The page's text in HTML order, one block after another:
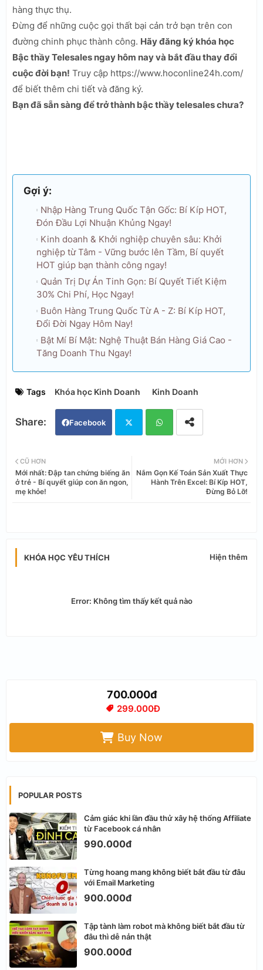
hàng thực thụ.
Đừng để những cuộc gọi thất bại cản trở bạn trên con
đường chinh phục thành công. Hãy đăng ký khóa học
Bậc thầy Telesales ngay hôm nay và bắt đầu thay đổi
cuộc đời bạn! Truy cập https://www.hoconline24h.com/
để biết thêm chi tiết và đăng ký.
Bạn đã sẵn sàng để trở thành bậc thầy telesales chưa?
Gợi ý:
Nhập Hàng Trung Quốc Tận Gốc: Bí Kíp HOT,
Đón Đầu Lợi Nhuận Khủng Ngay!
Kinh doanh & Khởi nghiệp chuyên sâu: Khởi
nghiệp từ Tâm - Vững bước lên Tầm, Bí quyết
HOT giúp bạn thành công ngay!
Quản Trị Dự Án Tinh Gọn: Bí Quyết Tiết Kiệm
30% Chi Phí, Học Ngay!
Buôn Hàng Trung Quốc Từ A - Z: Bí Kíp HOT,
Đổi Đời Ngay Hôm Nay!
Bật Mí Bí Mật: Nghệ Thuật Bán Hàng Giá Cao -
Tăng Doanh Thu Ngay!
Tags Khóa học Kinh Doanh Kinh Doanh
Facebook
tter ats
MỚI HƠN
Nắm Gọn Kế Toán Sản Xuất Thực
Hành Trên Excel: Bí Kíp HOT,
Đừng Bỏ Lỡ!
CŨ HƠN
Mới nhất: Đập tan chứng biếng ăn
ở trẻ - Bí quyết giúp con ăn ngon,
mẹ khỏe!
KHÓA HỌC YÊU THÍCH Hiện thêm
Error: Không tìm thấy kết quả nào
700.000đ
299.000Đ
Buy Now
POPULAR POSTS
Cảm giác khi lần đầu thử xây hệ thống Affiliate
từ Facebook cá nhân
990.000đ
Từng hoang mang không biết bắt đầu từ đâu
với Email Marketing
900.000đ
Tập tành làm robot mà không biết bắt đầu từ
đâu thì dễ nản thật
900.000đ